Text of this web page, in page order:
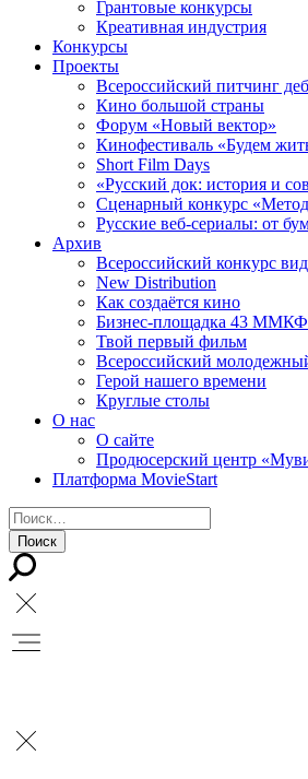
Грантовые конкурсы
Креативная индустрия
Конкурсы
Проекты
Всероссийский питчинг
Кино большой страны
Форум «Новый вектор»
Кинофестиваль «Будем
Short Film Days
«Русский док: история и
Сценарный конкурс
Русские веб-сериалы: от
Архив
Всероссийский конкурс
New Distribution
Как создаётся кино
Бизнес-площадка 43 ММКФ
Твой первый фильм
Всероссийский
Герой нашего времени
Круглые столы
О нас
О сайте
Продюсерский центр
Платформа MovieStart